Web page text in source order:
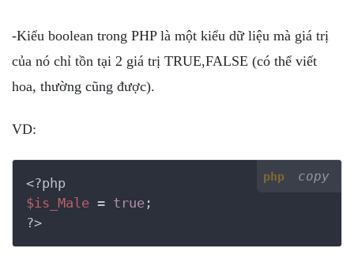
-Kiểu boolean trong PHP là một kiểu dữ liệu mà giá trị
của nó chỉ tồn tại 2 giá trị TRUE,FALSE (có thể viết
hoa, thường cũng được).
VD:
php copy
<?php
$is_Male = true
?>